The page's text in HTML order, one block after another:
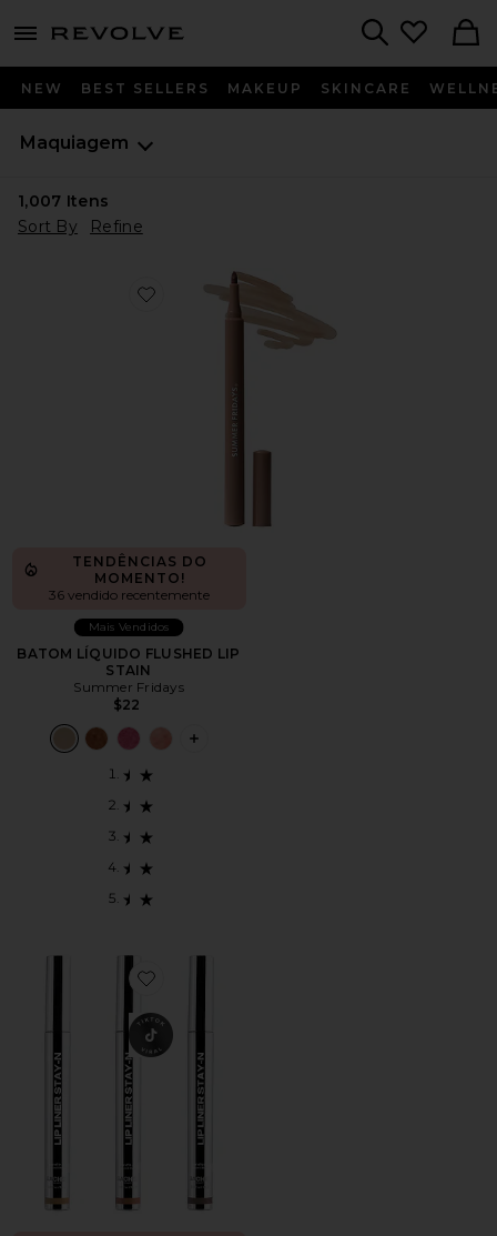
menu - shows more content
NEW BEST SELLERS MAKEUP SKINCARE
Maquiagem
1,007 Itens
Sort By
Refine
Favorite BATOM LÍQUIDO FLUSHED LIP STAIN
TENDÊNCIAS DO
MOMENTO!
36 vendido recentemente
Mais Vendidos
BATOM LÍQUIDO FLUSHED LIP
STAIN
Summer Fridays
$22
PLUS ICON TO SEE MORE OPTIONS
Favorite Lip Liner STAY-N Bestseller Bundle